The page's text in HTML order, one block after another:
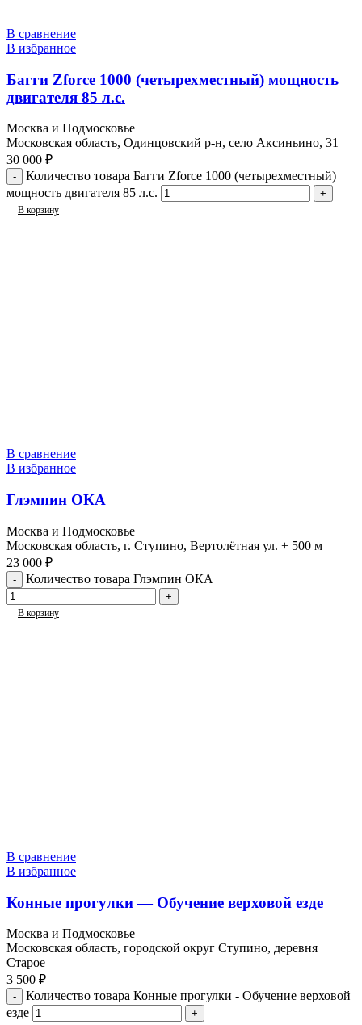
В сравнение
В избранное
Багги Zforce 1000 (четырехместный) мощность
двигателя 85 л.с.
Москва и Подмосковье
Московская область, Одинцовский р-н, село Аксиньино, 31
30 000 ₽
Количество товара Багги Zforce 1000 (четырехместный)
мощность двигателя 85 л.с.
В корзину
В сравнение
В избранное
Глэмпин ОКА
Москва и Подмосковье
Московская область, г. Ступино, Вертолётная ул. + 500 м
23 000 ₽
Количество товара Глэмпин ОКА
В корзину
В сравнение
В избранное
Конные прогулки — Обучение верховой езде
Москва и Подмосковье
Московская область, городской округ Ступино, деревня
Старое
3 500 ₽
Количество товара Конные прогулки - Обучение верховой
езде